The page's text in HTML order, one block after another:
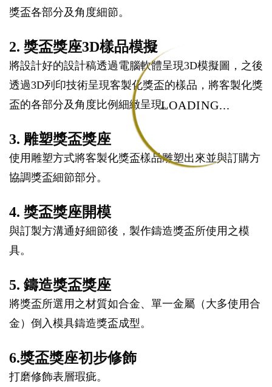
LOADING...
獎盃各部分及角度細節。
2. 獎盃獎座3D樣品模擬
將設計好的設計稿透過電腦軟體呈現3D模擬圖，之後
透過3D列印技術呈現客製化獎盃的樣品，將客製化獎
盃的各部分及角度比例細緻呈現。
3. 雕塑獎盃獎座
使用雕塑方式將客製化獎盃樣品雕塑出來並與訂購方
協調獎盃細節部分。
4. 獎盃獎座開模
與訂製方溝通好細節後，製作鑄造獎盃所使用之模
具。
5. 鑄造獎盃獎座
將獎盃所選用之材質如合金、單一金屬（大多使用合
金）倒入模具鑄造獎盃成型。
6.獎盃獎座初步修飾
打磨修飾表層瑕疵。